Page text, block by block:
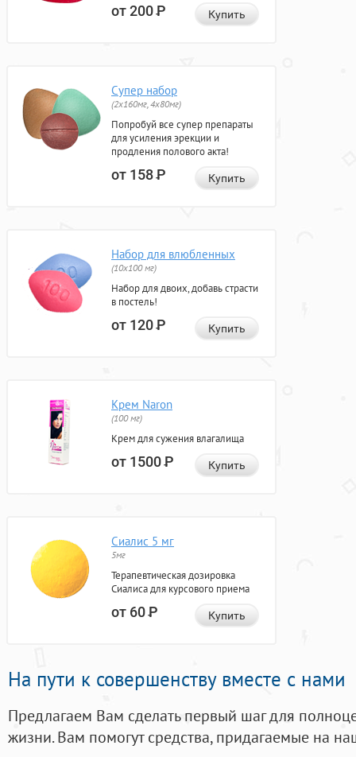
от 200Р Купить
Супер набор
(2х160мг, 4х80мг)
Попробуй все супер препараты
для усиления эрекции и
продления полового акта!
от 158Р Купить
Набор для влюбленных
(10х100 мг)
Набор для двоих, добавь страсти
в постель!
от 120Р Купить
Крем Naron
(100 мг)
Крем для сужения влагалища
от 1500Р Купить
Сиалис 5 мг
5мг
Терапевтическая дозировка
Сиалиса для курсового приема
от 60Р Купить
На пути к совершенству вместе с нами
Предлагаем Вам сделать первый шаг для
жизни. Вам помогут средства, придагаемые на